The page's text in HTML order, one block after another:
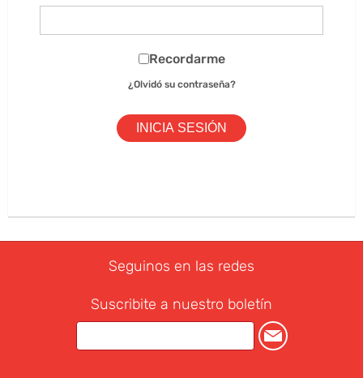
Recordarme
¿Olvidó su contraseña?
Seguinos en las redes
Suscribite a nuestro boletín